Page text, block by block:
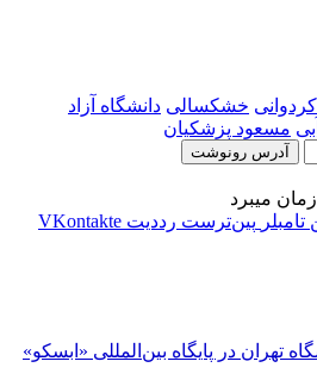
خشکسالی دانشگاه آزاد
مسعود پزشکیان
آدرس رونوشت
‫تامبلر ‫پین‌ترست ‫رددیت ‫VKontakte